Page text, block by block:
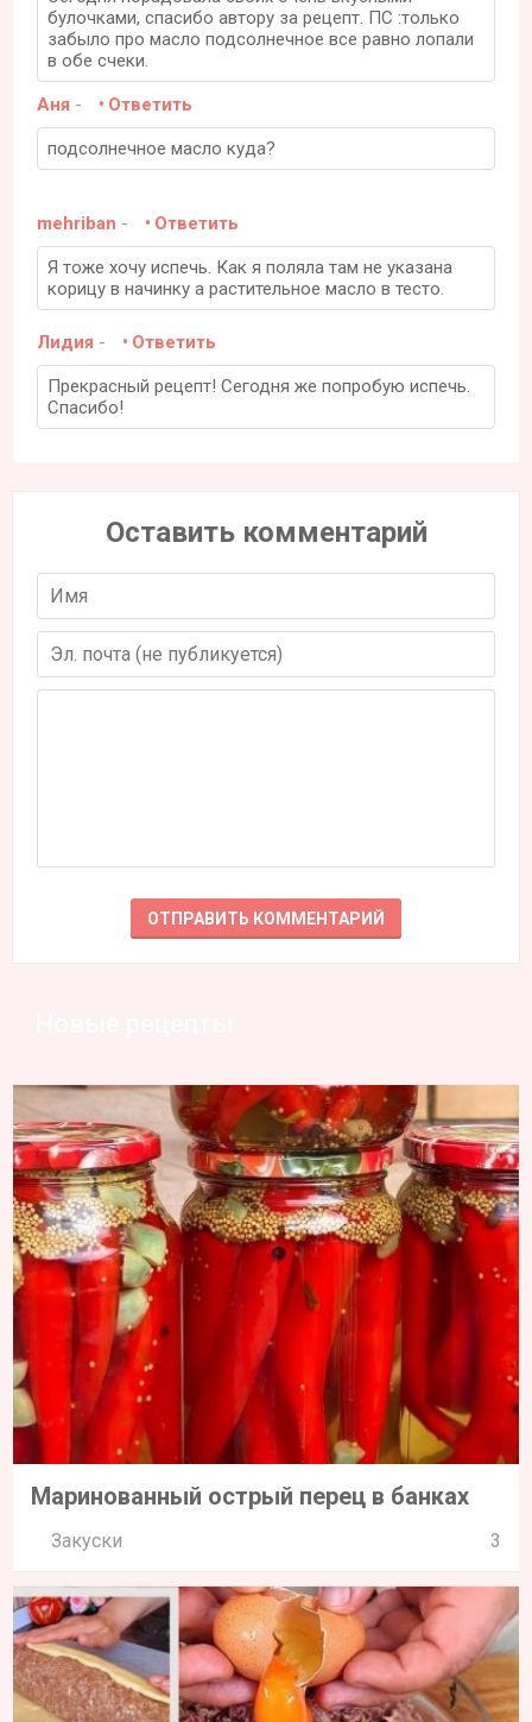
булочками, спасибо автору за рецепт. ПС :только
забыло про масло подсолнечное все равно лопали
в обе счеки.
Аня - Ответить
подсолнечное масло куда?
mehriban - Ответить
Я тоже хочу испечь. Как я поляла там не указана
корицу в начинку а растительное масло в тесто.
Лидия - Ответить
Прекрасный рецепт! Сегодня же попробую испечь.
Спасибо!
Оставить комментарий
Маринованный острый перец в банках
Закуски 3